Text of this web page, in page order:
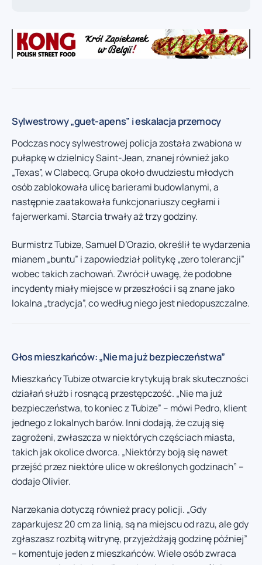
Sylwestrowy „guet-apens” i eskalacja przemocy
Podczas nocy sylwestrowej policja została zwabiona w
pułapkę w dzielnicy Saint-Jean, znanej również jako
„Texas”, w Clabecq. Grupa około dwudziestu młodych
osób zablokowała ulicę barierami budowlanymi, a
następnie zaatakowała funkcjonariuszy cegłami i
fajerwerkami. Starcia trwały aż trzy godziny.
Burmistrz Tubize, Samuel D’Orazio, określił te wydarzenia
mianem „buntu” i zapowiedział politykę „zero tolerancji”
wobec takich zachowań. Zwrócił uwagę, że podobne
incydenty miały miejsce w przeszłości i są znane jako
lokalna „tradycja”, co według niego jest niedopuszczalne.
Głos mieszkańców: „Nie ma już bezpieczeństwa”
Mieszkańcy Tubize otwarcie krytykują brak skuteczności
działań służb i rosnącą przestępczość. „Nie ma już
bezpieczeństwa, to koniec z Tubize” – mówi Pedro, klient
jednego z lokalnych barów. Inni dodają, że czują się
zagrożeni, zwłaszcza w niektórych częściach miasta,
takich jak okolice dworca. „Niektórzy boją się nawet
przejść przez niektóre ulice w określonych godzinach” –
dodaje Olivier.
Narzekania dotyczą również pracy policji. „Gdy
zaparkujesz 20 cm za linią, są na miejscu od razu, ale gdy
zgłaszasz rozbitą witrynę, przyjeżdżają godzinę później”
– komentuje jeden z mieszkańców. Wiele osób zwraca